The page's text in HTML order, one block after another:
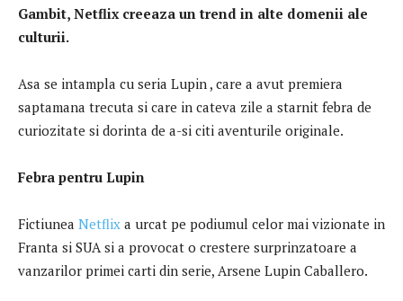
Gambit, Netflix creeaza un trend in alte domenii ale
culturii.
Asa se intampla cu seria Lupin , care a avut premiera
saptamana trecuta si care in cateva zile a starnit febra de
curiozitate si dorinta de a-si citi aventurile originale.
Febra pentru Lupin
Fictiunea Netflix a urcat pe podiumul celor mai vizionate in
Franta si SUA si a provocat o crestere surprinzatoare a
vanzarilor primei carti din serie, Arsene Lupin Caballero.